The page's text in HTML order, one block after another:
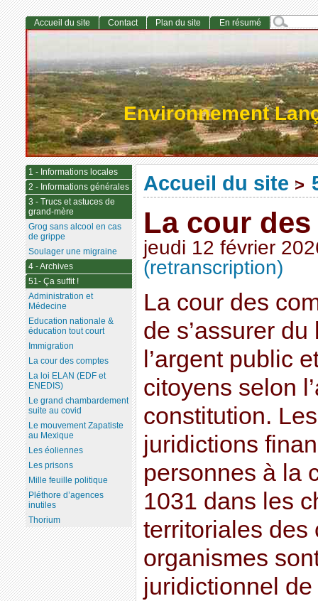
Environnement
Accueil du site >
La cour
jeudi 12 février
(retranscription)
La cour des
de s’assurer du
l’argent public
citoyens selon
constitution.
juridictions
personnes à la
1031 dans les
territoriales des
organismes
juridictionnel
Accueil du site Contact Plan du site En résumé
1 - Informations locales
2 - Informations générales
3 - Trucs et astuces de
grand-mère
Grog sans alcool en cas
de grippe
Soulager une migraine
4 - Archives
51- Ça suffit !
Administration et
Médecine
Education nationale &
éducation tout court
Immigration
La cour des comptes
La loi ELAN (EDF et
ENEDIS)
Le grand chambardement
suite au covid
Le mouvement Zapatiste
au Mexique
Les éoliennes
Les prisons
Mille feuille politique
Pléthore d’agences
inutiles
Thorium